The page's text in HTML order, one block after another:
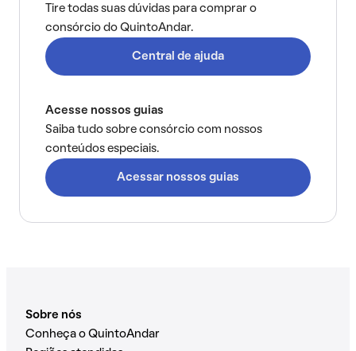
Tire todas suas dúvidas para comprar o
consórcio do QuintoAndar.
Central de ajuda
Acesse nossos guias
Saiba tudo sobre consórcio com nossos
conteúdos especiais.
Acessar nossos guias
Sobre nós
Conheça o QuintoAndar